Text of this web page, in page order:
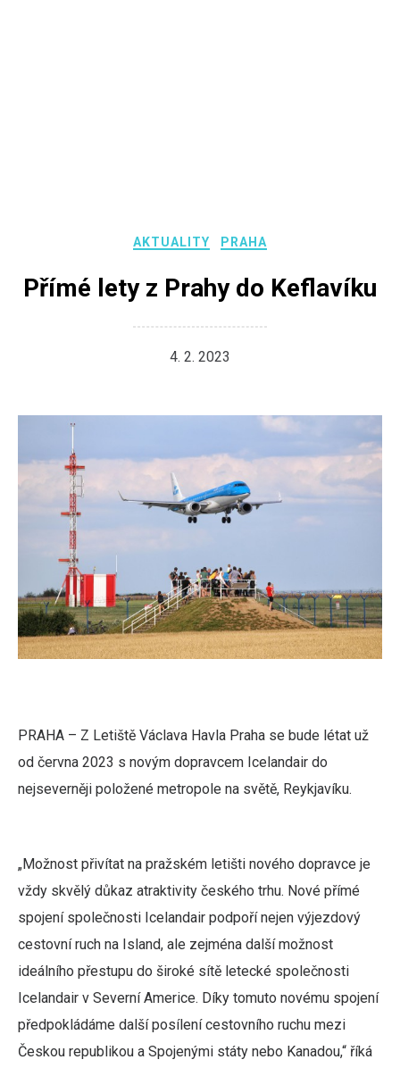
AKTUALITY PRAHA
Přímé lety z Prahy do Keflavíku
4. 2. 2023
PRAHA – Z Letiště Václava Havla Praha se bude létat už
od června 2023 s novým dopravcem Icelandair do
nejseverněji položené metropole na světě, Reykjavíku.
„Možnost přivítat na pražském letišti nového dopravce je
vždy skvělý důkaz atraktivity českého trhu. Nové přímé
spojení společnosti Icelandair podpoří nejen výjezdový
cestovní ruch na Island, ale zejména další možnost
ideálního přestupu do široké sítě letecké společnosti
Icelandair v Severní Americe. Díky tomuto novému spojení
předpokládáme další posílení cestovního ruchu mezi
Českou republikou a Spojenými státy nebo Kanadou,“ říká